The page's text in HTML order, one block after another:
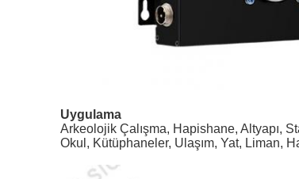
Uygulama
Arkeolojik Çalışma, Hapishane, Altyapı,
Okul, Kütüphaneler, Ulaşım, Yat, Liman,